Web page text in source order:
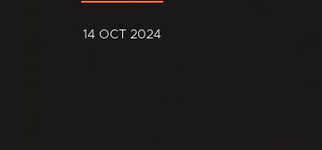
14 OCT 2024